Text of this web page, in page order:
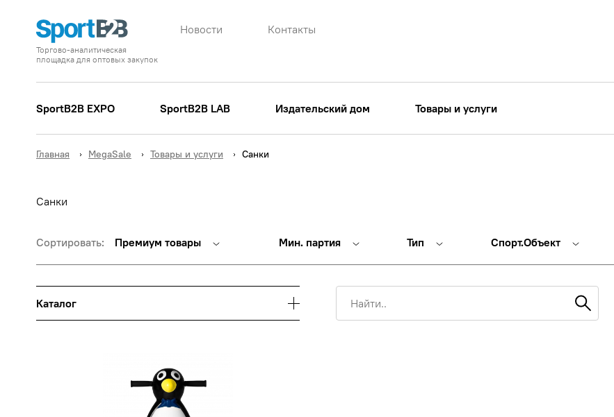
Торгово-аналитическая
площадка для оптовых закупок
Новости Контакты
SportB2B EXPO SportB2B LAB Издательский дом Товары и услуги
Главная MegaSale Товары и услуги Санки
Санки
Каталог
Сортировать: Премиум товары Мин. партия Тип Спорт.Объект